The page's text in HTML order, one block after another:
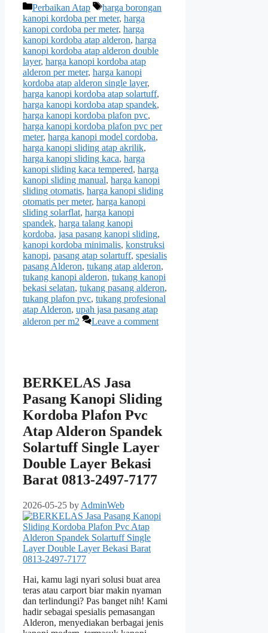
Categories
Perbaikan Atap Tags
harga borongan
kanopi kordoba per meter, harga
kanopi cordoba per meter, harga
kanopi kordoba atap alderon, harga
kanopi kordoba atap alderon double
layer, harga kanopi kordoba atap
alderon per meter, harga kanopi
kordoba atap alderon single layer,
harga kanopi kordoba atap solartuff,
harga kanopi kordoba atap spandek,
harga kanopi kordoba plafon pvc,
harga kanopi kordoba plafon pvc per
meter, harga kanopi model cordoba,
harga kanopi sliding atap akrilik,
harga kanopi sliding kaca, harga
kanopi sliding kaca tempered, harga
kanopi sliding manual, harga kanopi
sliding otomatis, harga kanopi sliding
otomatis per meter, harga kanopi
sliding solarflat, harga kanopi
spandek, harga talang kanopi
kordoba, jasa pasang kanopi sliding,
kanopi kordoba minimalis, konstruksi
kanopi, pasang atap solartuff, spesialis
pasang Alderon, tukang atap alderon,
tukang kanopi alderon, tukang kanopi
bekasi selatan, tukang pasang alderon,
tukang plafon pvc, tukang profesional
atap Alderon, upah jasa pasang atap
alderon per m2
Leave a comment
BERKELAS Jasa
Pasang Kanopi Sliding
Kordoba Plafon Pvc
Atap Alderon Spandek
Solartuff Single Layer
Double Layer Bekasi
Barat 0813-2497-7177
2026-05-25 by AdminWeb
Hai, kamu lagi nyari solusi buat area
teras atau carport biar makin nyaman
dan terlindungi? Pas banget nih! Kami
hadir sebagai spesialis pemasangan
Alderon, menyediakan berbagai jenis